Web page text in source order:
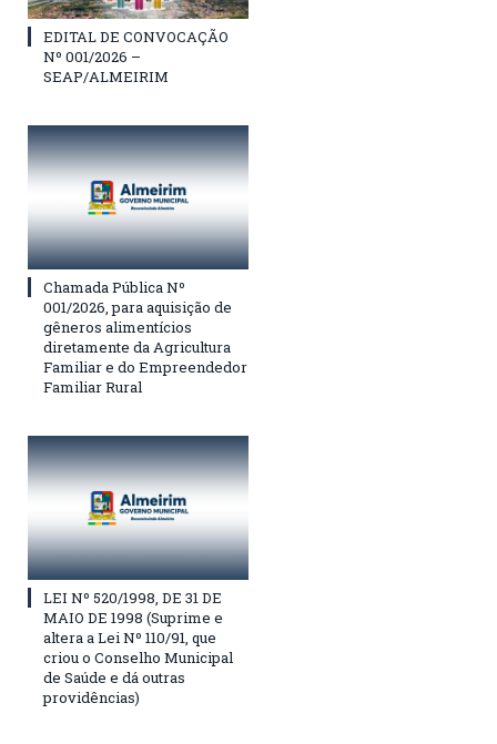
EDITAL DE CONVOCAÇÃO
Nº 001/2026 –
SEAP/ALMEIRIM
Chamada Pública Nº
001/2026, para aquisição de
gêneros alimentícios
diretamente da Agricultura
Familiar e do Empreendedor
Familiar Rural
LEI Nº 520/1998, DE 31 DE
MAIO DE 1998 (Suprime e
altera a Lei Nº 110/91, que
criou o Conselho Municipal
de Saúde e dá outras
providências)